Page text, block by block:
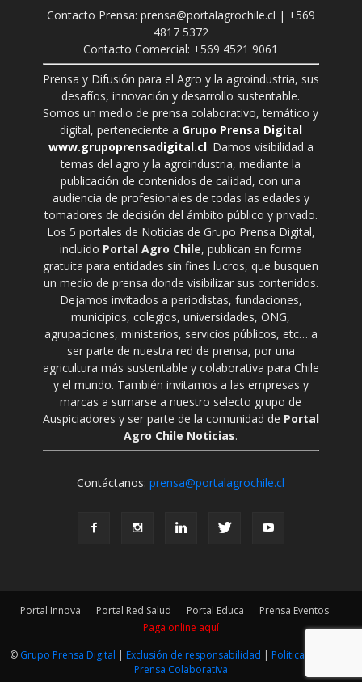
Contacto Prensa: prensa@portalagrochile.cl | +569
4817 5372
Contacto Comercial: +569 4521 9061
Prensa y Difusión para el Agro y la agroindustria, sus
desafíos, innovación y desarrollo sustentable.
Somos un medio de prensa colaborativo, temático y
digital, perteneciente a Grupo Prensa Digital
www.grupoprensadigital.cl. Damos visibilidad a
temas del agro y la agroindustria, mediante la
publicación de contenidos de calidad, con una
audiencia de profesionales de todas las edades y
tomadores de decisión del ámbito público y privado.
Los 5 portales de Noticias de Grupo Prensa Digital,
incluido Portal Agro Chile, publican en forma
gratuita para entidades sin fines lucros, que busquen
un medio de prensa donde visibilizar sus contenidos.
Dejamos invitados a periodistas, fundaciones,
municipios, colegios, universidades, ONG,
agrupaciones, ministerios, servicios públicos, etc… a
ser parte de nuestra red de prensa, por una
agricultura más sustentable y colaborativa para Chile
y el mundo. También invitamos a las empresas y
marcas a sumarse a nuestro selecto grupo de
Auspiciadores y ser parte de la comunidad de Portal
Agro Chile Noticias.
Contáctanos:prensa@portalagrochile.cl
Portal Innova Portal Red Salud Portal Educa
Prensa Eventos
Paga online aquí
© Grupo Prensa Digital | Exclusión de responsabilidad | Politica Editorial
Prensa Colaborativa